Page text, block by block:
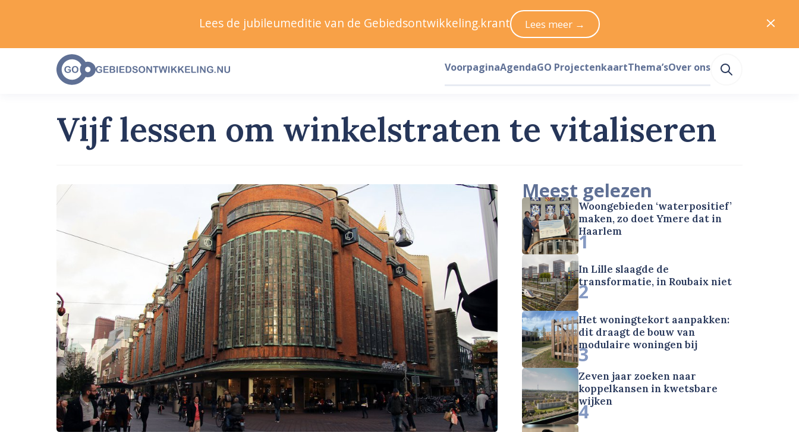
Vijf lessen om winkelstraten te vitaliseren
Meest gelezen
Woongebieden ‘waterpositief’
maken, zo doet Ymere dat in
Haarlem
1
In Lille slaagde de
transformatie, in Roubaix niet
2
Het woningtekort aanpakken:
dit draagt de bouw van
modulaire woningen bij
3
Zeven jaar zoeken naar
koppelkansen in kwetsbare
wijken
4
Lees de jubileumeditie van de Gebiedsontwikkeling.krant Lees meer →
VoorpaginaAgendaGO ProjectenkaartThema’sOver ons